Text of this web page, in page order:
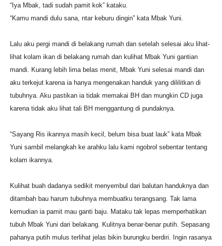
“Iya Mbak, tadi sudah pamit kok” kataku.
“Kamu mandi dulu sana, ntar keburu dingin” kata Mbak Yuni.
Lalu aku pergi mandi di belakang rumah dan setelah selesai aku lihat-
lihat kolam ikan di belakang rumah dan kulihat Mbak Yuni gantian
mandi. Kurang lebih lima belas menit, Mbak Yuni selesai mandi dan
aku terkejut karena ia hanya mengenakan handuk yang dililitkan di
tubuhnya. Aku pastikan ia tidak memakai BH dan mungkin CD juga
karena tidak aku lihat tali BH menggantung di pundaknya.
“Sayang Ris ikannya masih kecil, belum bisa buat lauk” kata Mbak
Yuni sambil melangkah ke arahku lalu kami ngobrol sebentar tentang
kolam ikannya.
Kulihat buah dadanya sedikit menyembul dari balutan handuknya dan
ditambah bau harum tubuhnya membuatku terangsang. Tak lama
kemudian ia pamit mau ganti baju. Mataku tak lepas memperhatikan
tubuh Mbak Yuni dari belakang. Kulitnya benar-benar putih. Sepasang
pahanya putih mulus terlihat jelas bikin burungku berdiri. Ingin rasanya